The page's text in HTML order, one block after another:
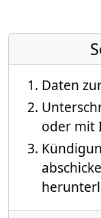
Daten
oder mit